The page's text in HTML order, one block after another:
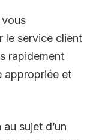
le service client
rapidement
appropriée et
sujet d’un